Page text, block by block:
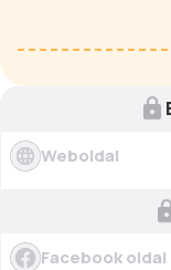
Weboldal
Facebook oldal